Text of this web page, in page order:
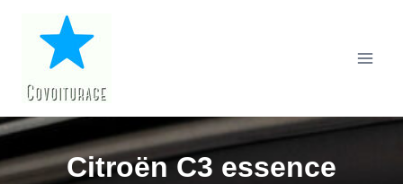
contenu
Citroën C3 essence